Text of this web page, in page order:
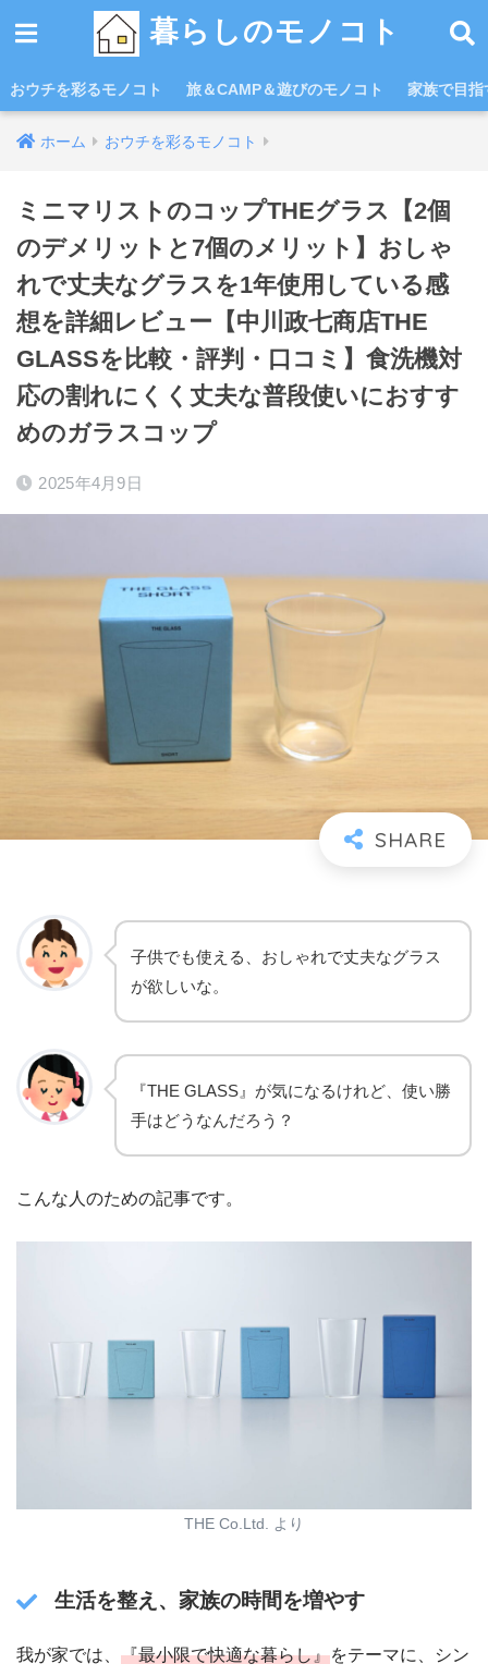
暮らしのモノコト
おウチを彩るモノコト 旅＆CAMP＆遊びのモノコト 家族で目指
ホーム おウチを彩るモノコト
ミニマリストのコップTHEグラス【2個
のデメリットと7個のメリット】おしゃ
れで丈夫なグラスを1年使用している感
想を詳細レビュー【中川政七商店THE
GLASSを比較・評判・口コミ】食洗機対
応の割れにくく丈夫な普段使いにおすす
めのガラスコップ
2025年4月9日
子供でも使える、おしゃれで丈夫なグラス
が欲しいな。
『THE GLASS』が気になるけれど、使い勝
手はどうなんだろう？
こんな人のための記事です。
THE Co.Ltd. より
生活を整え、家族の時間を増やす
我が家では、 『最小限で快適な暮らし』をテーマに、シン